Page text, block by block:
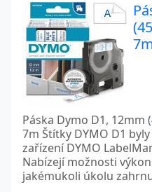
7m
Páska Dymo D1, 12mm
7m Štítky DYMO D1
zařízení DYMO
Nabízejí možnosti
jakémukoli úkolu